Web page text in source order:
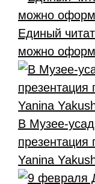
Единый
можно
В Музее-
Yanina